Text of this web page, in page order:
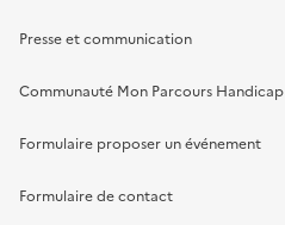
Presse et communication
Communauté Mon Parcours Handicap
Formulaire proposer un événement
Formulaire de contact